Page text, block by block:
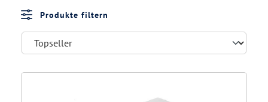
Produkte filtern